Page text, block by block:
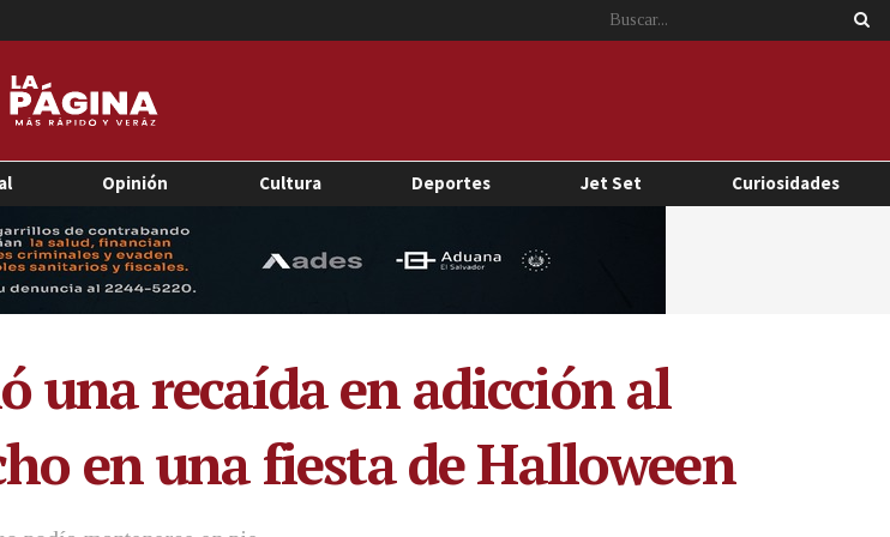
Opinión Cultura Deportes Jet Set Curiosidades
una recaída en adicción al
en una fiesta de Halloween